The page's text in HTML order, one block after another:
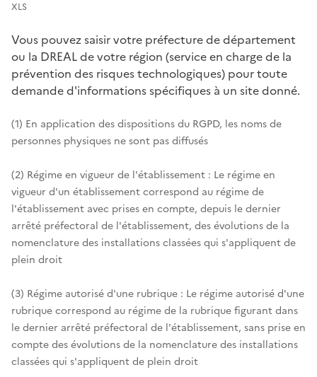
XLS
Vous pouvez saisir votre préfecture de département
ou la DREAL de votre région (service en charge de la
prévention des risques technologiques) pour toute
demande d'informations spécifiques à un site donné.
(1) En application des dispositions du RGPD, les noms de
personnes physiques ne sont pas diffusés
(2) Régime en vigueur de l'établissement : Le régime en
vigueur d'un établissement correspond au régime de
l'établissement avec prises en compte, depuis le dernier
arrêté préfectoral de l'établissement, des évolutions de la
nomenclature des installations classées qui s'appliquent de
plein droit
(3) Régime autorisé d'une rubrique : Le régime autorisé d'une
rubrique correspond au régime de la rubrique figurant dans
le dernier arrêté préfectoral de l'établissement, sans prise en
compte des évolutions de la nomenclature des installations
classées qui s'appliquent de plein droit